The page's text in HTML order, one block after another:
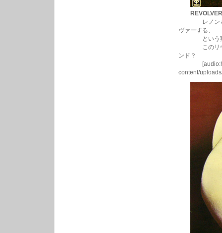
レノン＆マ
ヴァーする、
という実に
このリヴォ
ンド？
content/